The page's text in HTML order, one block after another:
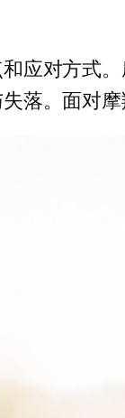
应对方式
落。面对